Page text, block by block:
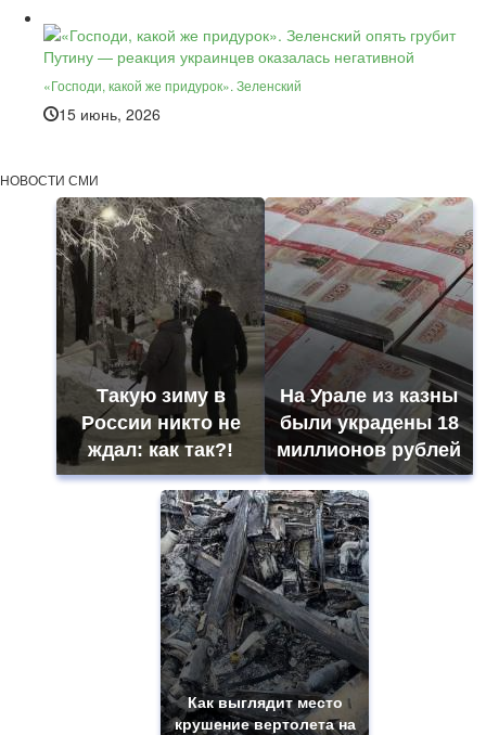
«Господи, какой же придурок». Зеленский
15 июнь, 2026
НОВОСТИ СМИ
Такую зиму в
России никто не
ждал: как так?!
На Урале из казны
были украдены 18
миллионов рублей
Как выглядит место
крушение вертолета на